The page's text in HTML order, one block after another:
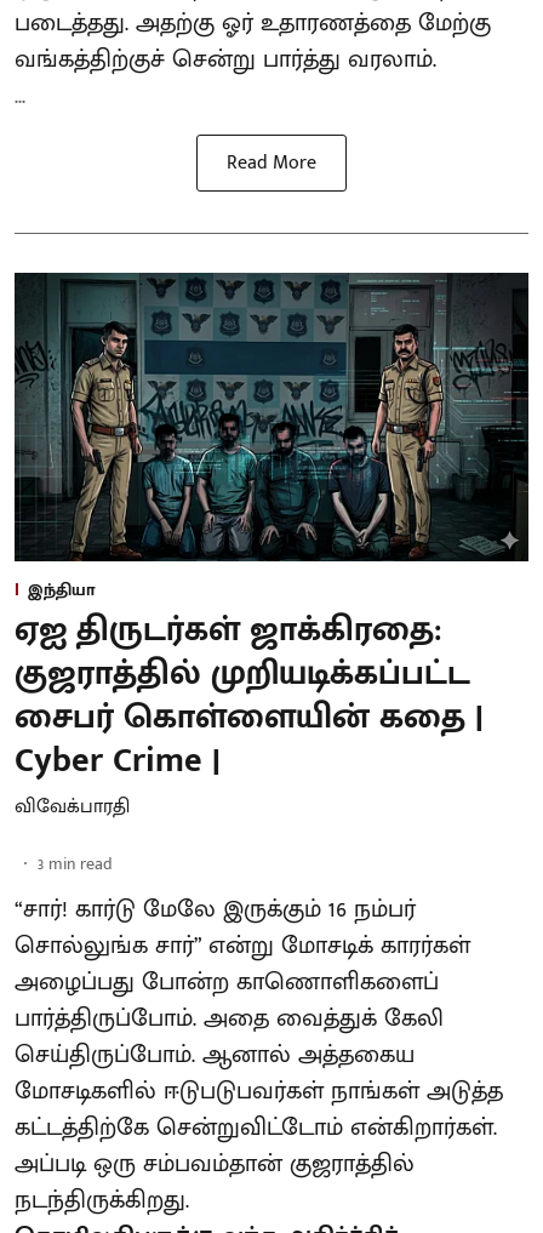
படைத்தது. அதற்கு ஓர் உதாரணத்தை மேற்கு
வங்கத்திற்குச் சென்று பார்த்து வரலாம்.
...
Read More
இந்தியா
ஏஐ திருடர்கள் ஜாக்கிரதை:
குஜராத்தில் முறியடிக்கப்பட்ட
சைபர் கொள்ளையின் கதை |
Cyber Crime |
விவேக்பாரதி
3 min read
“சார்! கார்டு மேலே இருக்கும் 16 நம்பர்
சொல்லுங்க சார்” என்று மோசடிக் காரர்கள்
அழைப்பது போன்ற காணொளிகளைப்
பார்த்திருப்போம். அதை வைத்துக் கேலி
செய்திருப்போம். ஆனால் அத்தகைய
மோசடிகளில் ஈடுபடுபவர்கள் நாங்கள் அடுத்த
கட்டத்திற்கே சென்றுவிட்டோம் என்கிறார்கள்.
அப்படி ஒரு சம்பவம்தான் குஜராத்தில்
நடந்திருக்கிறது.